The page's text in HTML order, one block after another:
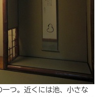
つ。近くには池、小さな